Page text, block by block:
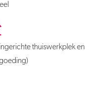
thuiswerkplek en